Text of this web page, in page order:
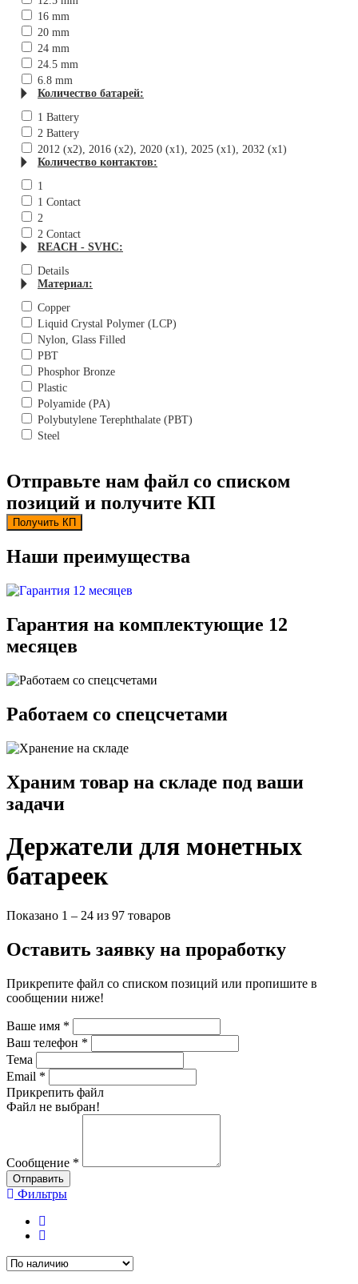
16 mm
20 mm
24 mm
24.5 mm
6.8 mm
Количество батарей:
1 Battery
2 Battery
2012 (x2), 2016 (x2), 2020 (x1), 2025 (x1), 2032 (x1)
Количество контактов:
1
1 Contact
2
2 Contact
REACH - SVHC:
Details
Материал:
Copper
Liquid Crystal Polymer (LCP)
Nylon, Glass Filled
PBT
Phosphor Bronze
Plastic
Polyamide (PA)
Polybutylene Terephthalate (PBT)
Steel
Отправьте нам файл со списком
позиций и получите КП
Получить КП
Наши преимущества
Гарантия на комплектующие 12
месяцев
Работаем со спецсчетами
Храним товар на складе под ваши
задачи
Держатели для монетных
батареек
Показано 1 – 24 из 97 товаров
Оставить заявку на проработку
Прикрепите файл со списком позиций или пропишите в
сообщении ниже!
Ваше имя *
Ваш телефон *
Тема
Email *
Прикрепить файл
Файл не выбран!
Сообщение *
Отправить
Фильтры